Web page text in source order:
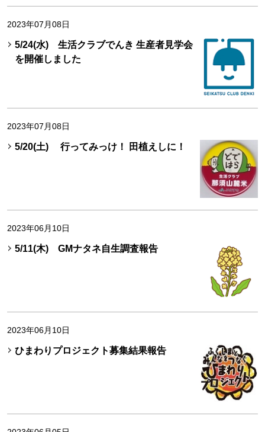
2023年07月08日
5/24(水) 生活クラブでんき 生産者見学会
を開催しました
2023年07月08日
5/20(土) 行ってみっけ！ 田植えしに！
2023年06月10日
5/11(木) GMナタネ自生調査報告
2023年06月10日
ひまわりプロジェクト募集結果報告